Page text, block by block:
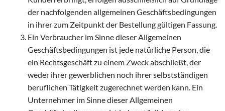
der nachfolgenden allgemeinen Geschäftsbedingungen
in ihrer zum Zeitpunkt der Bestellung gültigen Fassung.
Ein Verbraucher im Sinne dieser Allgemeinen
Geschäftsbedingungen ist jede natürliche Person, die
ein Rechtsgeschäft zu einem Zweck abschließt, der
weder ihrer gewerblichen noch ihrer selbstständigen
beruflichen Tätigkeit zugerechnet werden kann. Ein
Unternehmer im Sinne dieser Allgemeinen